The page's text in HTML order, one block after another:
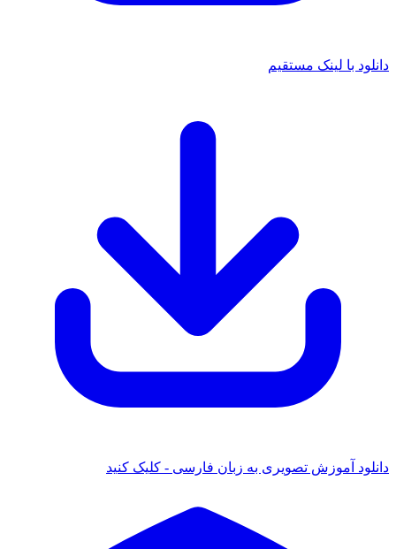
دانلود با لینک مستقیم
دانلود آموزش تصویری به زبان فارسی - کلیک کنید